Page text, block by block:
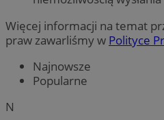
Więcej informacji na temat
praw zawarliśmy w Polityce
Najnowsze
Popularne
N